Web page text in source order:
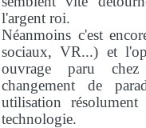
l'argent roi.
Néanmoins c'est
sociaux, VR...) et
ouvrage paru chez
changement de
utilisation
technologie.